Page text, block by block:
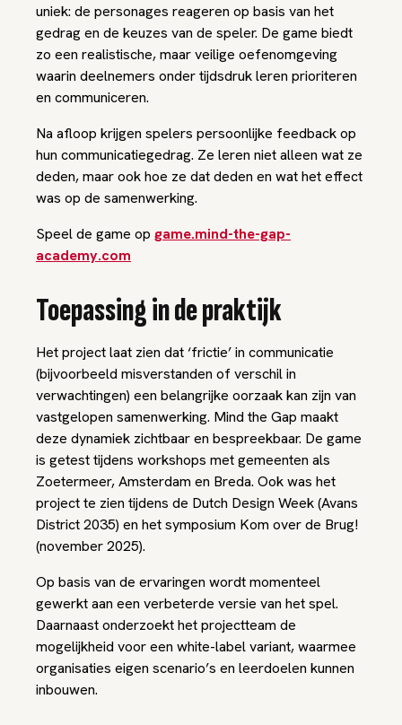
uniek: de personages reageren op basis van het
gedrag en de keuzes van de speler. De game biedt
zo een realistische, maar veilige oefenomgeving
waarin deelnemers onder tijdsdruk leren prioriteren
en communiceren.
Na afloop krijgen spelers persoonlijke feedback op
hun communicatiegedrag. Ze leren niet alleen wat ze
deden, maar ookhoe ze dat deden en wat het effect
was op de samenwerking.
Speel de game op game.mind-the-gap-
academy.com
Toepassing in de praktijk
Het project laat zien dat ‘frictie’ in communicatie
(bijvoorbeeld misverstanden of verschil in
verwachtingen) een belangrijke oorzaak kan zijn van
vastgelopen samenwerking. Mind the Gap maakt
deze dynamiek zichtbaar en bespreekbaar. De game
is getest tijdens workshops met gemeenten als
Zoetermeer, Amsterdam en Breda. Ook was het
project te zien tijdens de Dutch Design Week (Avans
District 2035) en het symposium Kom over de Brug!
(november 2025).
Op basis van de ervaringen wordt momenteel
gewerkt aan een verbeterde versie van het spel.
Daarnaast onderzoekt het projectteam de
mogelijkheid voor een white-label variant, waarmee
organisaties eigen scenario’s en leerdoelen kunnen
inbouwen.